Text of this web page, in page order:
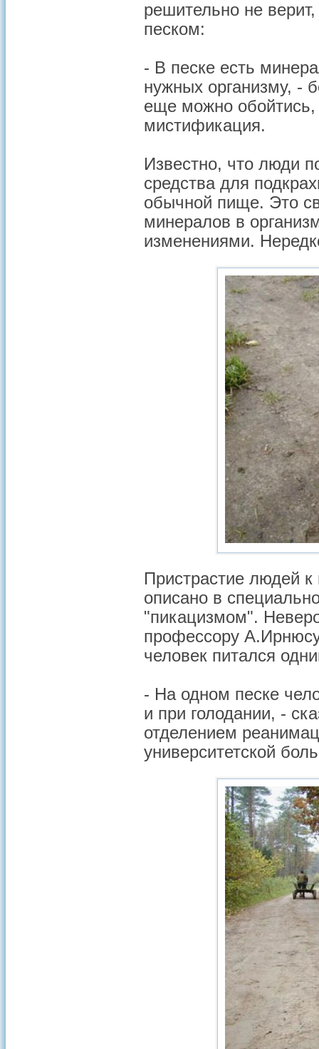
решительно не
песком:
- В песке есть
нужных организму, -
еще можно обойтись,
мистификация.
Известно, что люди
средства для
обычной пище. Это
минералов в
изменениями.
Пристрастие людей
описано в
"пикацизмом".
профессору
человек питался
- На одном песке
и при голодании, -
отделением
университетской